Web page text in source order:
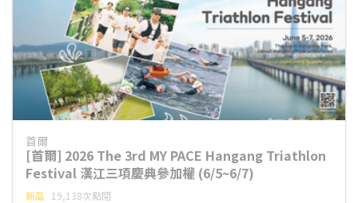
首爾
[首爾] 2026 The 3rd MY PACE Hangang Triathlon
Festival 漢江三項慶典參加權 (6/5~6/7)
新品 19,138次點閱